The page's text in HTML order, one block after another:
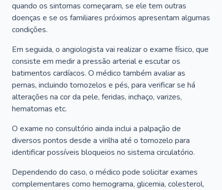
quando os sintomas começaram, se ele tem outras
doenças e se os familiares próximos apresentam algumas
condições.
Em seguida, o angiologista vai realizar o exame físico, que
consiste em medir a pressão arterial e escutar os
batimentos cardíacos. O médico também avaliar as
pernas, incluindo tornozelos e pés, para verificar se há
alterações na cor da pele, feridas, inchaço, varizes,
hematomas etc.
O exame no consultório ainda inclui a palpação de
diversos pontos desde a virilha até o tornozelo para
identificar possíveis bloqueios no sistema circulatório.
Dependendo do caso, o médico pode solicitar exames
complementares como hemograma, glicemia, colesterol,